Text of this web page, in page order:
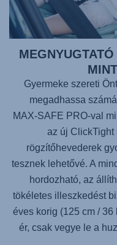
Gyermeke szereti
megadhassa
MAX-SAFE PRO-val
az új ClickTight
rögzítőhevederek
tesznek lehetővé. A
hordozható, az
tökéletes illeszkedést
éves korig (125 cm /
ér, csak vegye le a